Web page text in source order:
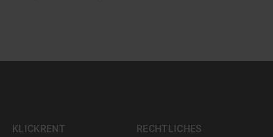
KLICKRENT RECHTLICHES